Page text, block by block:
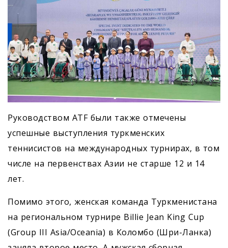
Руководством ATF были также отмечены
успешные выступления туркменских
теннисистов на международных турнирах, в том
числе на первенствах Азии не старше 12 и 14
лет.
Помимо этого, женская команда Туркменистана
на региональном турнире Billie Jean King Cup
(Group III Asia/Oceania) в Коломбо (Шри-Ланка)